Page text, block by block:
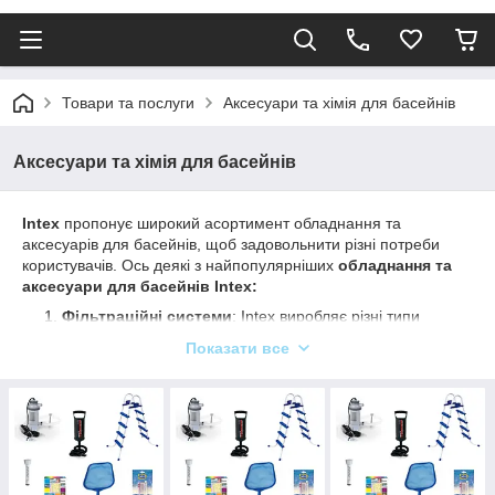
Товари та послуги Аксесуари та хімія для басейнів
Аксесуари та хімія для басейнів
Intex пропонує широкий асортимент обладнання та
аксесуарів для басейнів, щоб задовольнити різні потреби
користувачів. Ось деякі з найпопулярніших обладнання та
аксесуари для басейнів Intex:
Фільтраційні системи: Intex виробляє різні типи
карбонокерамічними картриджами та іншими. Вони
видаляючи забруднення та інші частинки.
Хімічні засоби для оброблення води: Intex
пропонує різні хімічні продукти, як-от хлор, бром,
алгебрициди та pH-засоби, які допомагають
Показати все